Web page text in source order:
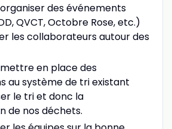
des événements
QVCT, Octobre Rose, etc.)
les collaborateurs autour des
en place des
au système de tri existant
le tri et donc la
de nos déchets.